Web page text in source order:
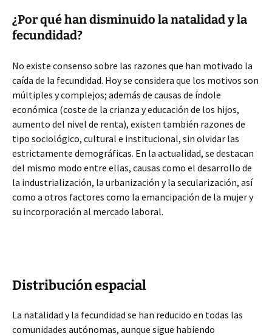
¿Por qué han disminuido la natalidad y la
fecundidad?
No existe consenso sobre las razones que han motivado la
caída de la fecundidad. Hoy se considera que los motivos son
múltiples y complejos; además de causas de índole
económica (coste de la crianza y educación de los hijos,
aumento del nivel de renta), existen también razones de
tipo sociológico, cultural e institucional, sin olvidar las
estrictamente demográficas. En la actualidad, se destacan
del mismo modo entre ellas, causas como el desarrollo de
la industrialización, la urbanización y la secularización, así
como a otros factores como la emancipación de la mujer y
su incorporación al mercado laboral.
Distribución espacial
La natalidad y la fecundidad se han reducido en todas las
comunidades autónomas, aunque sigue habiendo